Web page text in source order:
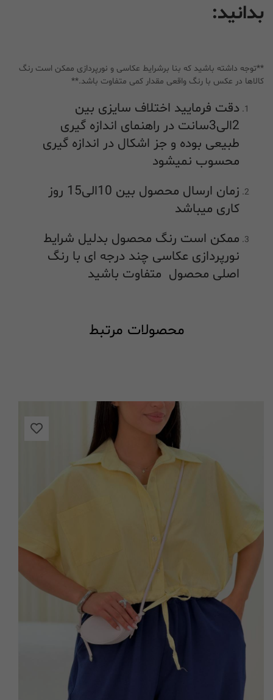
بدانید:
**توجه داشته باشید که بنا برشرایط عکاسی و نورپردازی ممکن است رنگ
کالاها در عکس با رنگ واقعی مقدار کمی متفاوت باشد.**
دقت فرمایید اختلاف سایزی بین
2الی3سانت در راهنمای اندازه گیری
طبیعی بوده و جز اشکال در اندازه گیری
محسوب نمیشود
زمان ارسال محصول بین 10الی15 روز
کاری میباشد
ممکن است رنگ محصول بدلیل شرایط
نورپردازی عکاسی چند درجه ای با رنگ
اصلی محصول متفاوت باشید
محصولات مرتبط